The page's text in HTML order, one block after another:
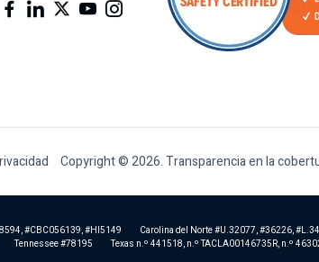
Copyright © 2026. Transparencia en la
#CBC056139, #HI5149
Carolina del Norte #U.32077, #36226,
Tennessee #78195 Texas n.º 441518, n.º TACLA00146735R, n.º